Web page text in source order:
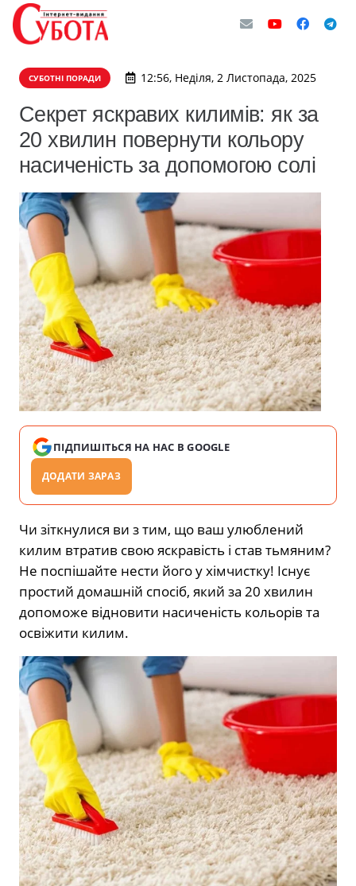
СУБОТНІ ПОРАДИ 12:56, Неділя, 2 Листопада, 2025
Секрет яскравих килимів: як за
20 хвилин повернути кольору
насиченість за допомогою солі
ПІДПИШІТЬСЯ НА НАС В GOOGLE
ДОДАТИ ЗАРАЗ
Чи зіткнулися ви з тим, що ваш улюблений
килим втратив свою яскравість і став тьмяним?
Не поспішайте нести його у хімчистку! Існує
простий домашній спосіб, який за 20 хвилин
допоможе відновити насиченість кольорів та
освіжити килим.